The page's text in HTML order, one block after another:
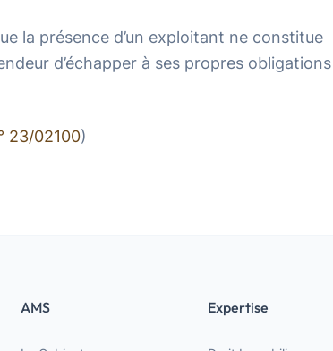
la présence d’un exploitant ne constitue
d’échapper à ses propres obligations
23/02100)
AMS Expertise